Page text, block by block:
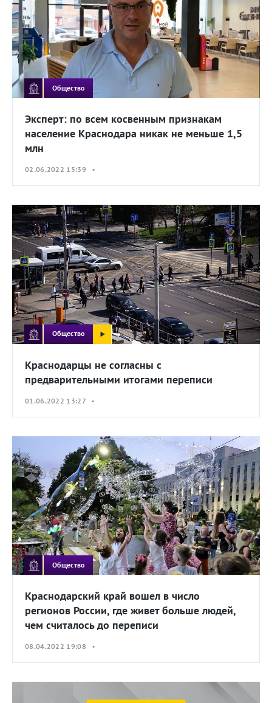
Общество
Эксперт: по всем косвенным признакам
население Краснодара никак не меньше 1,5
млн
02.06.2022 15:39 •
Общество
Краснодарцы не согласны с
предварительными итогами переписи
01.06.2022 13:27 •
Общество
Краснодарский край вошел в число
регионов России, где живет больше людей,
чем считалось до переписи
08.04.2022 19:08 •